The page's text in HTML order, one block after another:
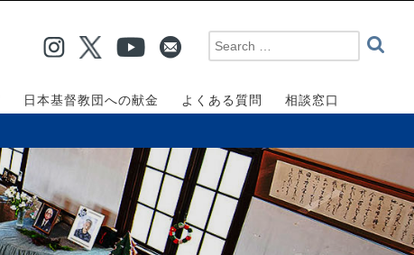
日本基督教団への献金 よくある質問 相談窓口